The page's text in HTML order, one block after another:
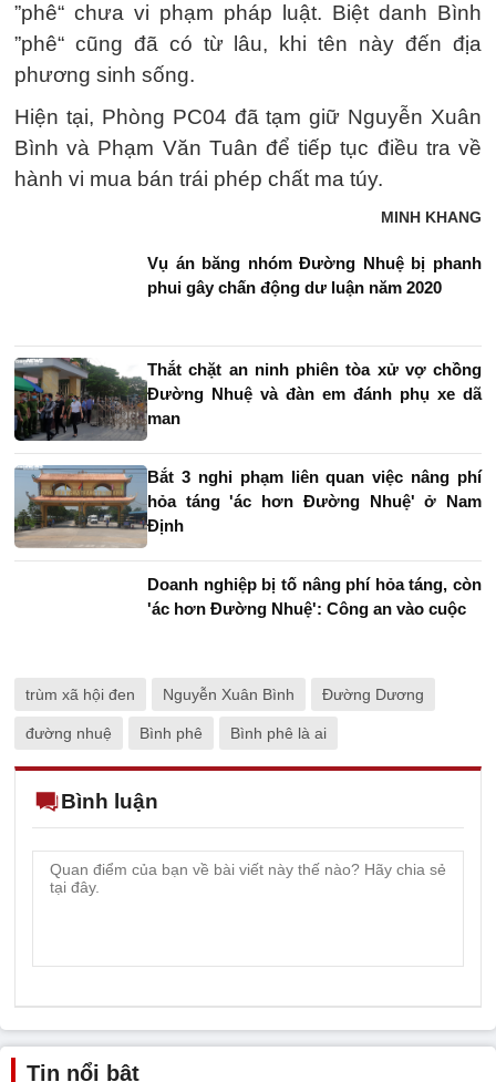
”phê“ chưa vi phạm pháp luật. Biệt danh Bình
”phê“ cũng đã có từ lâu, khi tên này đến địa
phương sinh sống.
Hiện tại, Phòng PC04 đã tạm giữ Nguyễn Xuân
Bình và Phạm Văn Tuân để tiếp tục điều tra về
hành vi mua bán trái phép chất ma túy.
MINH KHANG
Vụ án băng nhóm Đường Nhuệ bị phanh
phui gây chấn động dư luận năm 2020
Thắt chặt an ninh phiên tòa xử vợ chồng
Đường Nhuệ và đàn em đánh phụ xe dã
man
Bắt 3 nghi phạm liên quan việc nâng phí
hỏa táng 'ác hơn Đường Nhuệ' ở Nam
Định
Doanh nghiệp bị tố nâng phí hỏa táng, còn
'ác hơn Đường Nhuệ': Công an vào cuộc
trùm xã hội đen Nguyễn Xuân Bình Đường Dương
đường nhuệ Bình phê Bình phê là ai
Bình luận
Tin nổi bật